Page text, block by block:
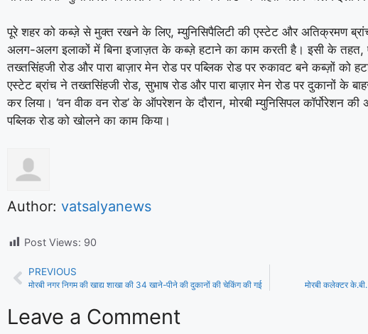
पूरे शहर को कब्ज़े से मुक्त रखने के लिए, म्युनिसिपैलिटी की एस्टेट और अतिक्रमण
अलग-अलग इलाकों में बिना इजाज़त के कब्ज़े हटाने का काम करती है। इसी के तहत,
तख्तसिंहजी रोड और पारा बाज़ार मेन रोड पर पब्लिक रोड पर रुकावट बने कब्ज़ों को
एस्टेट ब्रांच ने तख्तसिंहजी रोड, सुभाष रोड और पारा बाज़ार मेन रोड पर दुकानों के
कर लिया। ‘वन वीक वन रोड’ के ऑपरेशन के दौरान, मोरबी म्युनिसिपल कॉर्पोरेशन
पब्लिक रोड को खोलने का काम किया।
Author: vatsalyanews
Post Views: 90
PREVIOUS
मोरबी नगर निगम की खाद्य शाखा की 34 खाने-पीने की दुकानों की चेकिंग की गई मोरबी कलेक्टर के.बी.
Leave a Comment